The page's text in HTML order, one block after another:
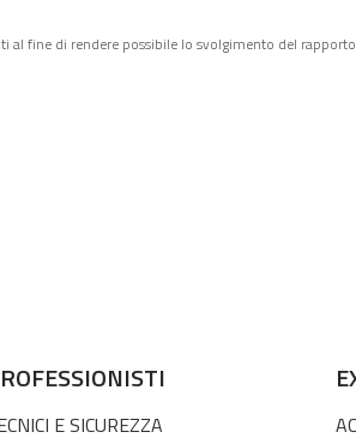
fine di rendere possibile lo svolgimento del
E SICUREZZA